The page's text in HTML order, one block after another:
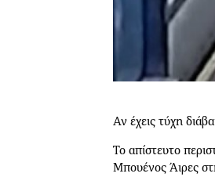
Αν έχεις τύχη
Το απίστευτο
Μπουένος Άιρες